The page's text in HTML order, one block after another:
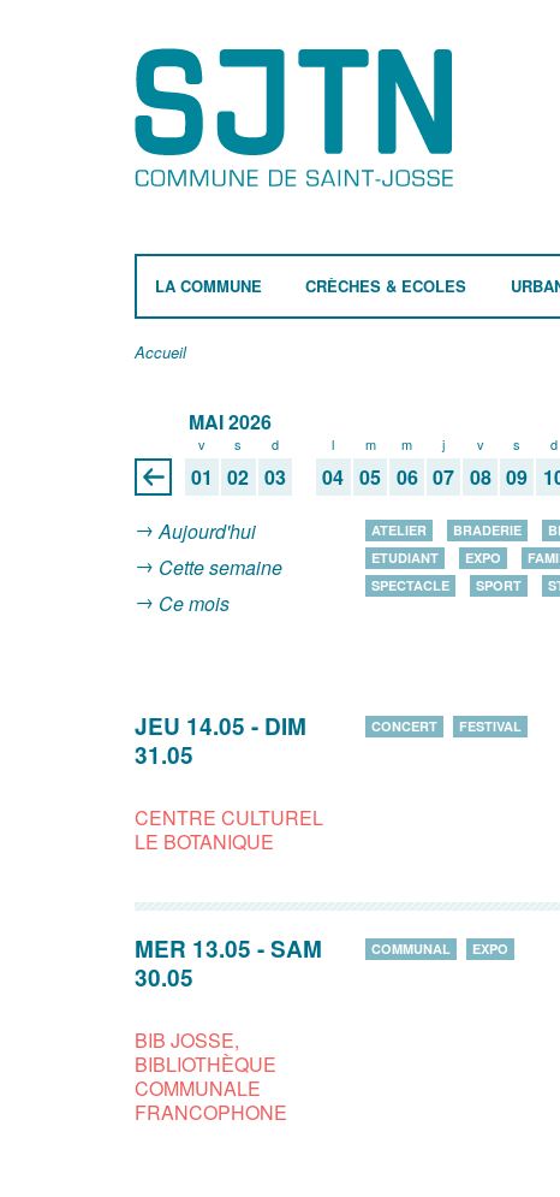
LA COMMUNE CRÈCHES & ECOLES
Accueil
MAI 2026
v
01
s
02
d
03
l
04
m
05
m
06
j
07
v
08
s
09
d
Aujourd'hui
Cette semaine
Ce mois
ATELIER BRADERIE
ETUDIANT
EXPO
SPECTACLE
SPORT
JEU 14.05 - DIM
31.05
CENTRE CULTUREL
LE BOTANIQUE
CONCERT FESTIVAL
MER 13.05 -SAM
30.05
BIB JOSSE,
BIBLIOTHÈQUE
COMMUNALE
FRANCOPHONE
COMMUNAL EXPO